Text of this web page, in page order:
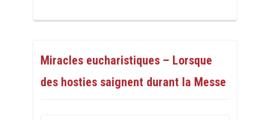
Miracles eucharistiques – Lorsque
des hosties saignent durant la Messe